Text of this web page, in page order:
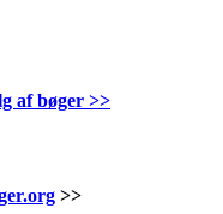
af bøger >>
>>